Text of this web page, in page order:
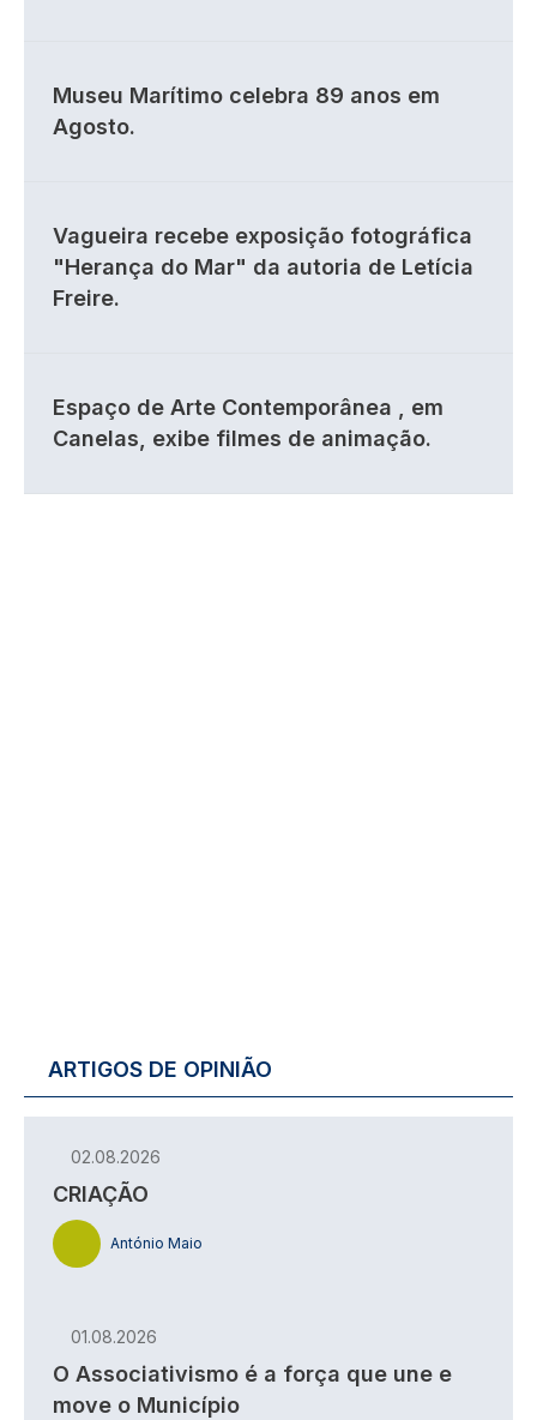
Museu Marítimo celebra 89 anos em
Agosto.
Vagueira recebe exposição fotográfica
"Herança do Mar" da autoria de Letícia
Freire.
Espaço de Arte Contemporânea , em
Canelas, exibe filmes de animação.
ARTIGOS DE OPINIÃO
02.08.2026
CRIAÇÃO
António Maio
01.08.2026
O Associativismo é a força que une e
move o Município